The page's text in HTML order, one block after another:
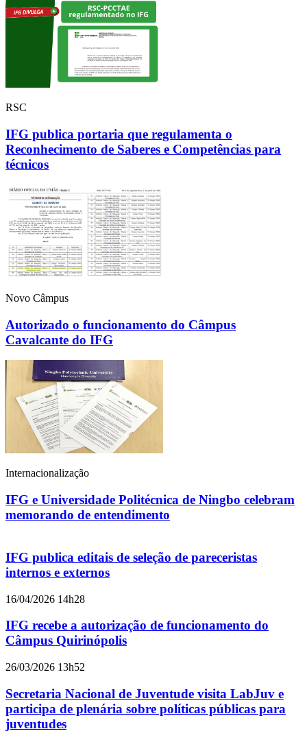
RSC
IFG publica portaria que regulamenta o
Reconhecimento de Saberes e Competências para
técnicos
Novo Câmpus
Autorizado o funcionamento do Câmpus
Cavalcante do IFG
Internacionalização
IFG e Universidade Politécnica de Ningbo celebram
memorando de entendimento
IFG publica editais de seleção de pareceristas
internos e externos
16/04/2026 14h28
IFG recebe a autorização de funcionamento do
Câmpus Quirinópolis
26/03/2026 13h52
Secretaria Nacional de Juventude visita LabJuv e
participa de plenária sobre políticas públicas para
juventudes